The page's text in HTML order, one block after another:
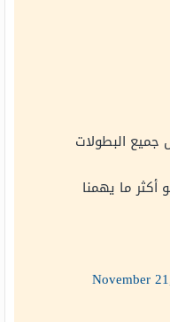
جميع البطولات
أكثر ما يهمنا
November